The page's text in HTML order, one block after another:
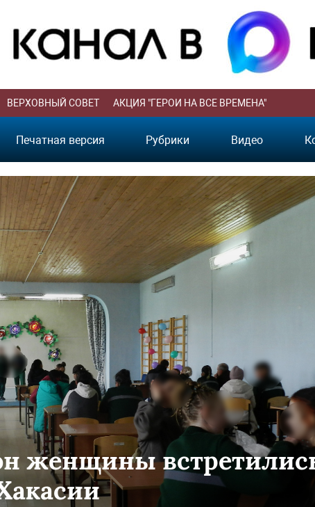
ВЕРХОВНЫЙ СОВЕТ АКЦИЯ "ГЕРОИ НА ВСЕ ВРЕМЕНА"
Печатная версия Рубрики Видео
женщины